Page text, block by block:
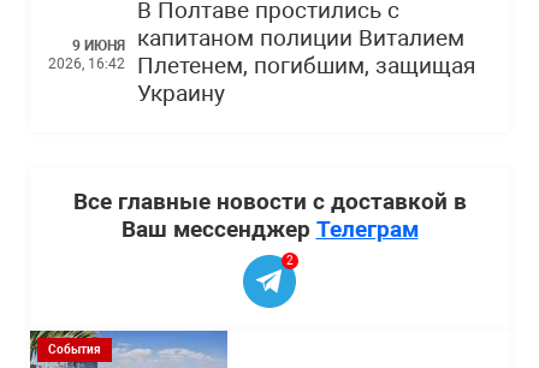
9 ИЮНЯ
2026, 16:42
В Полтаве простились с
капитаном полиции Виталием
Плетенем, погибшим, защищая
Украину
Все главные новости с доставкой в
Ваш мессенджер Телеграм
2
События